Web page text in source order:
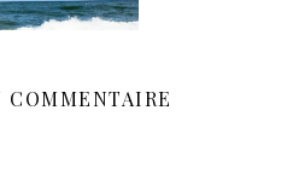
COMMENTAIRE